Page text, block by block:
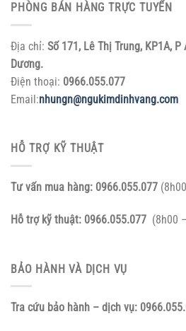
PHÒNG BÁN HÀNG TRỰC TUYẾN
Địa chỉ: Số 171, Lê Thị Trung, KP1A,
Dương.
Điện thoại: 0966.055.077
Email:nhungn@ngukimdinhvang.com
HỖ TRỢ KỸ THUẬT
Tư vấn mua hàng: 0966.055.077
Hỗ trợ kỹ thuật: 0966.055.077 (8h00
BẢO HÀNH VÀ DỊCH VỤ
Tra cứu bảo hành – dịch vụ: